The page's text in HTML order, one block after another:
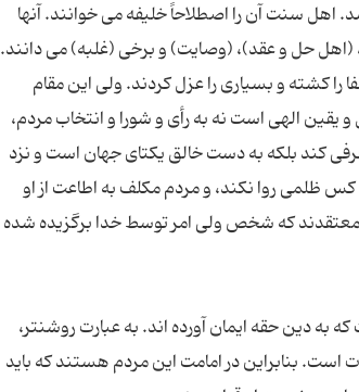
اهل سنت آن را اصطلاحاً خلیفه می خوانند. آنها
(اهل حل و عقد)، (وصایت) و برخی (غلبه) می دانند.
را کشته و بسیاری را عزل کردند. ولی این مقام
الهی است نه به رأی و شورا و انتخاب مردم،
کند بلکه به دست خالق یکتای جهان است و نزد
ظلمی روا نکند، و مردم مکلف به اطاعت از او
معتقدند که شخص ولی امر توسط خدا برگزیده شده
دین حقه ایمان آورده اند. به عبارت روشنتر،
بنابراین در امامت این مردم هستند که باید